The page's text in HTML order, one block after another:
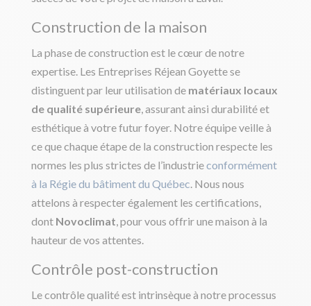
Construction de la maison
La phase de construction est le cœur de notre
expertise. Les Entreprises Réjean Goyette se
distinguent par leur utilisation de matériaux locaux
de qualité supérieure, assurant ainsi durabilité et
esthétique à votre futur foyer. Notre équipe veille à
ce que chaque étape de la construction respecte les
normes les plus strictes de l’industrieconformément
à la Régie du bâtiment du Québec . Nous nous
attelons à respecter également les certifications,
dont Novoclimat , pour vous offrir une maison à la
hauteur de vos attentes.
Contrôle post-construction
Le contrôle qualité est intrinsèque à notre processus